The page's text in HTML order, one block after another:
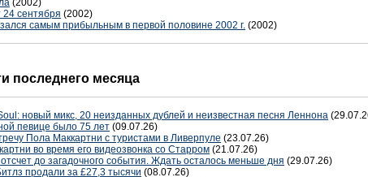
(2002)
24 сентября (2002)
самым прибыльным в первой половине 2002 г. (2002)
последнего месяца
новый микс, 20 неизданных дублей и неизвестная песня Леннона
певице было 75 лет (09.07.26)
Пола Маккартни с туристами в Ливерпуле (23.07.26)
во время его видеозвонка со Старром (21.07.26)
до загадочного события. Ждать осталось меньше дня (29.07.26)
продали за £27,3 тысячи (08.07.26)